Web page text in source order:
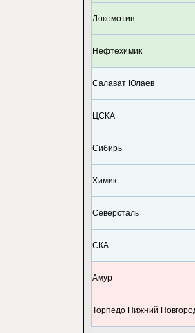
Локомотив
Нефтехимик
Салават Юлаев
ЦСКА
Сибирь
Химик
Северсталь
СКА
Амур
Торпедо Нижний